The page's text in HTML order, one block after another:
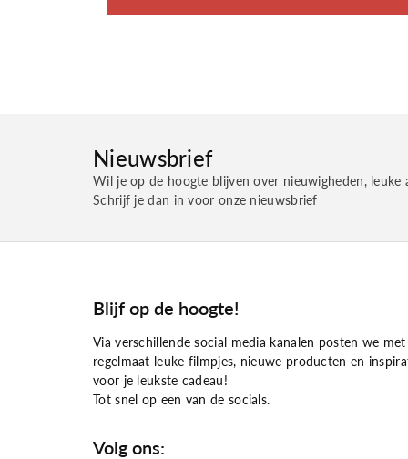
Nieuwsbrief
Wil je op de hoogte blijven over nieuwigheden, leuke
Schrijf je dan in voor onze nieuwsbrief
Blijf op de hoogte!
Via verschillende social media kanalen posten we met
regelmaat leuke filmpjes, nieuwe producten en
voor je leukste cadeau!
Tot snel op een van de socials.
Volg ons: